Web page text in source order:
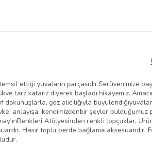
ettiği yuvaların parçasıdır.Serüvenimize
tarz katarız diyerek başladı hikayemiz.
göz alıcılığıyla
anlayışa, kendimizdenbir şeyler bulduğumuz
Atölyesinden renkli topçuklar.
Hasır toplu perde bağlama aksesuarıdır.